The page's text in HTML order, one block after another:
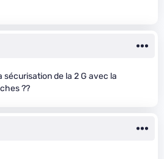
sécurisation de la 2 G avec la
??